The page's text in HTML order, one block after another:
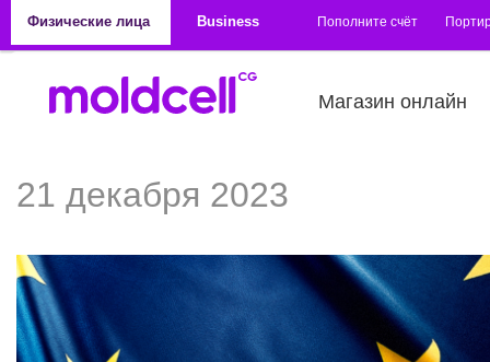
Физические лица
Business Пополните счёт
Магазин онлайн
21 декабря 2023